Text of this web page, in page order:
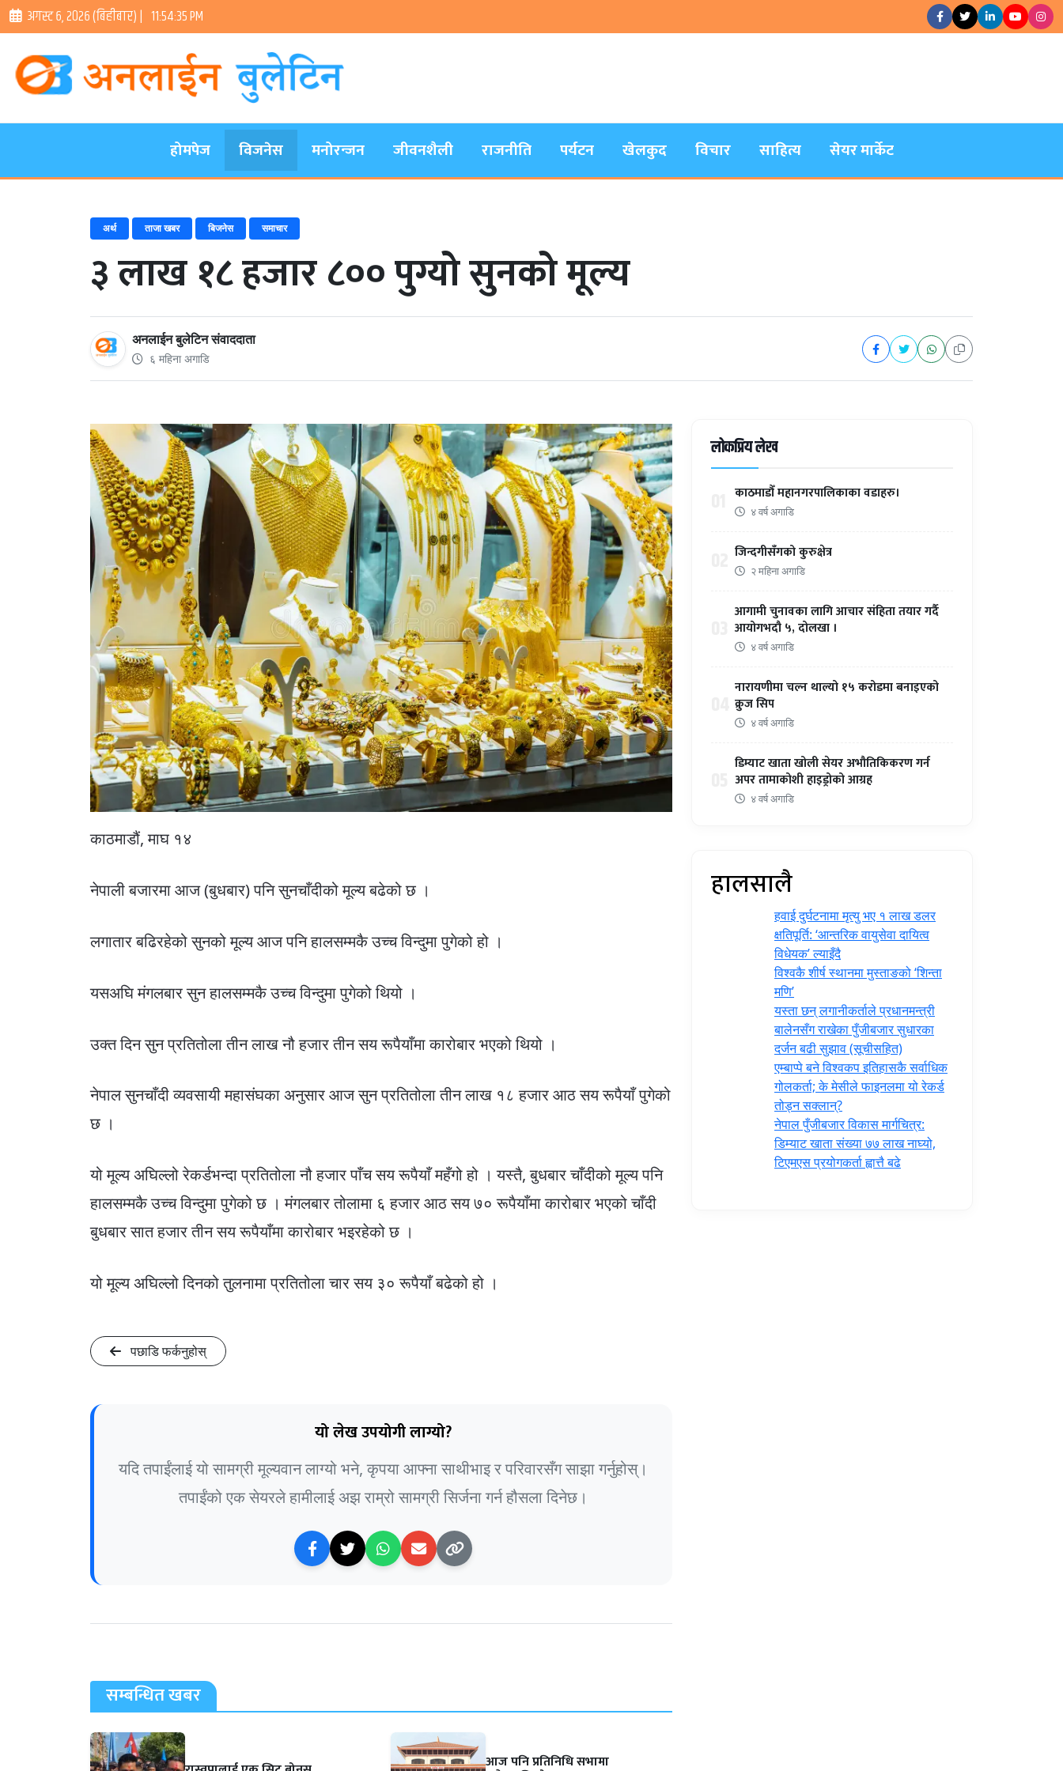
अगस्ट ६, २०२६ (बिहीबार) | 11:54:35 PM
होमपेज विजनेस मनोरन्जन जीवनशैली राजनीति पर्यटन खेलकुद विचार साहित्य सेयर मार्केट
अर्थ ताजा खबर बिजनेस समाचार
३ लाख १८ हजार ८०० पुग्यो सुनको मूल्य
अनलाईन बुलेटिन संवाददाता
६ महिना अगाडि
काठमाडौं, माघ १४
नेपाली बजारमा आज (बुधबार) पनि सुनचाँदीको मूल्य बढेको छ ।
लगातार बढिरहेको सुनको मूल्य आज पनि हालसम्मकै उच्च विन्दुमा पुगेको हो ।
यसअघि मंगलबार सुन हालसम्मकै उच्च विन्दुमा पुगेको थियो ।
उक्त दिन सुन प्रतितोला तीन लाख नौ हजार तीन सय रूपैयाँमा कारोबार भएको थियो ।
नेपाल सुनचाँदी व्यवसायी महासंघका अनुसार आज सुन प्रतितोला तीन लाख १८ हजार आठ सय रूपैयाँ पुगेको
छ ।
यो मूल्य अघिल्लो रेकर्डभन्दा प्रतितोला नौ हजार पाँच सय रूपैयाँ महँगो हो । यस्तै, बुधबार चाँदीको मूल्य पनि
हालसम्मकै उच्च विन्दुमा पुगेको छ । मंगलबार तोलामा ६ हजार आठ सय ७० रूपैयाँमा कारोबार भएको चाँदी
बुधबार सात हजार तीन सय रूपैयाँमा कारोबार भइरहेको छ ।
यो मूल्य अघिल्लो दिनको तुलनामा प्रतितोला चार सय ३० रूपैयाँ बढेको हो ।
पछाडि फर्कनुहोस्
यो लेख उपयोगी लाग्यो?
यदि तपाईंलाई यो सामग्री मूल्यवान लाग्यो भने, कृपया आफ्ना साथीभाइ र परिवारसँग साझा गर्नुहोस्।
तपाईंको एक सेयरले हामीलाई अझ राम्रो सामग्री सिर्जना गर्न हौसला दिनेछ।
सम्बन्धित खबर
आज पनि प्रतिनिधि सभामा
लोकप्रिय लेख
काठमाडौँ महानगरपालिकाका वडाहरु।
४ वर्ष अगाडि
जिन्दगीसँगको कुरुक्षेत्र
२ महिना अगाडि
आगामी चुनावका लागि आचार संहिता तयार गर्दै
आयोगभदौ ५, दोलखा ।
४ वर्ष अगाडि
नारायणीमा चल्न थाल्यो १५ करोडमा बनाइएको
क्रुज सिप
४ वर्ष अगाडि
डिम्याट खाता खोली सेयर अभौतिकिकरण गर्न
अपर तामाकोशी हाइड्रोको आग्रह
४ वर्ष अगाडि
हालसालै
हवाई दुर्घटनामा मृत्यु भए १ लाख डलर
क्षतिपूर्ति: ‘आन्तरिक वायुसेवा दायित्व
विधेयक’ ल्याइँदै
विश्वकै शीर्ष स्थानमा मुस्ताङको ‘शिन्ता
मणि’
यस्ता छन् लगानीकर्ताले प्रधानमन्त्री
‍बालेनसँग राखेका पुँजीबजार सुधारका
दर्जन बढी सुझाव (सूचीसहित)
एम्बाप्पे बने विश्वकप इतिहासकै सर्वाधिक
गोलकर्ता; के मेसीले फाइनलमा यो रेकर्ड
तोड्न सक्लान्?
नेपाल पुँजीबजार विकास मार्गचित्र:
डिम्याट खाता संख्या ७७ लाख नाघ्यो,
टिएमएस प्रयोगकर्ता ह्वात्तै बढे